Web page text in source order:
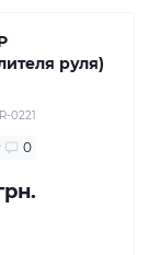
руля)
0221
0